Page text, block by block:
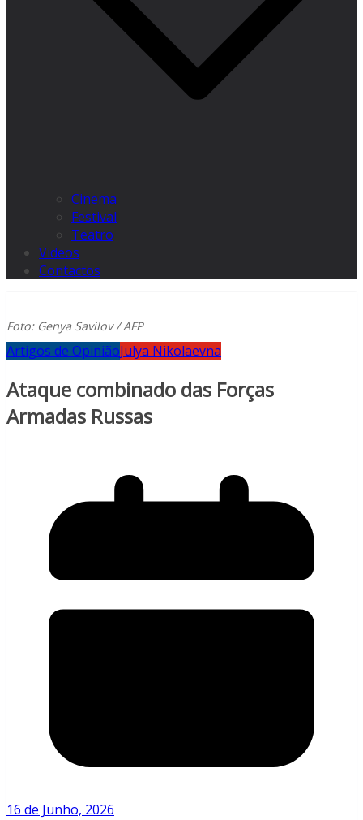
Cinema
Festival
Teatro
Videos
Contactos
Foto: Genya Savilov / AFP
Artigos de OpiniãoJulya Nikolaevna
Ataque combinado das Forças
Armadas Russas
16 de Junho, 2026